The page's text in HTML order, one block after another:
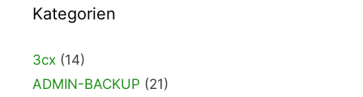
Kategorien
3cx (14)
ADMIN-BACKUP (21)